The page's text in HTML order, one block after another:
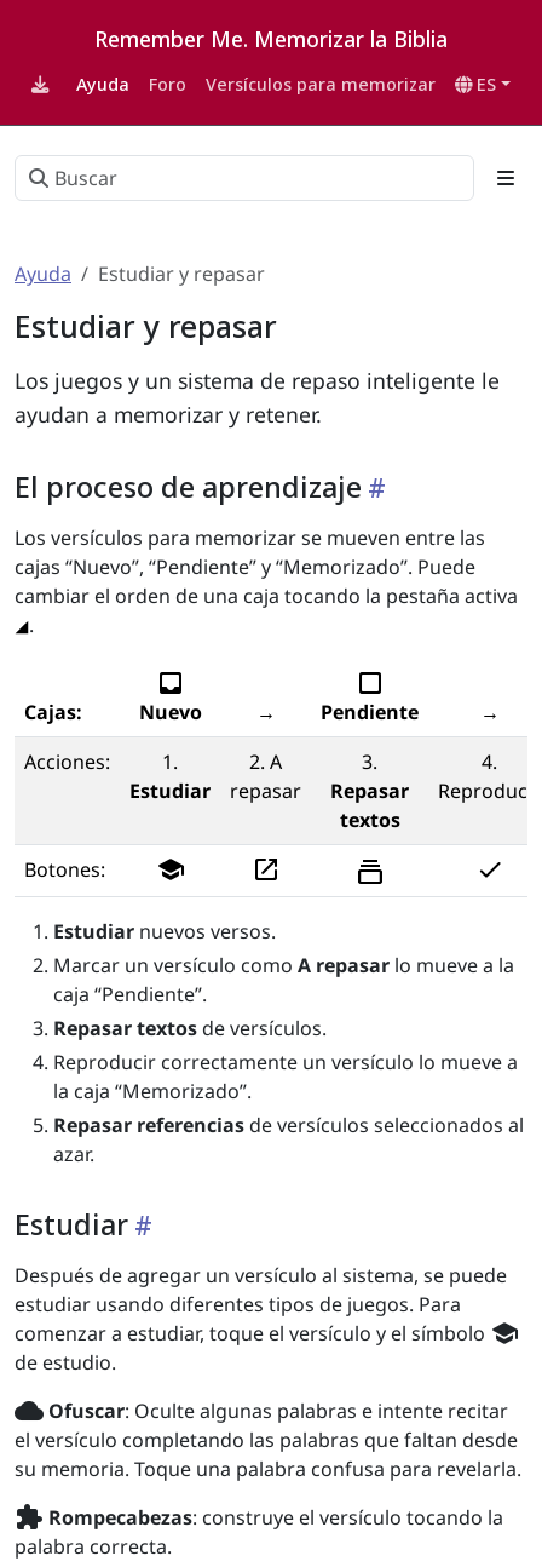
Remember Me. Memorizar la Biblia
Ayuda Foro Versículos para memorizar ES
Ayuda Estudiar y repasar
Estudiar y repasar
Los juegos y un sistema de repaso inteligente le
ayudan a memorizar y retener.
El proceso de aprendizaje
Los versículos para memorizar se mueven entre las
cajas “Nuevo”, “Pendiente” y “Memorizado”. Puede
cambiar el orden de una caja tocando la pestaña activa
.
Cajas:
inbox
Nuevo →
check_box_outline_blank
Pendiente
→
Acciones:
1.
Estudiar
2. A
repasar
3.
Repasar
textos
4.
Reproducir
Botones: school launch check
Estudiar nuevos versos.
Marcar un versículo como A repasar lo mueve a la
caja “Pendiente”.
Repasar textosde versículos.
Reproducir correctamente un versículo lo mueve a
la caja “Memorizado”.
Repasar referenciasde versículos seleccionados al
azar.
Estudiar
Después de agregar un versículo al sistema, se puede
estudiar usando diferentes tipos de juegos. Para
comenzar a estudiar, toque el versículo y el símbolo school
de estudio.
wb_cloudy Ofuscar: Oculte algunas palabras e intente recitar
el versículo completando las palabras que faltan desde
su memoria. Toque una palabra confusa para revelarla.
extension Rompecabezas: construye el versículo tocando la
palabra correcta.